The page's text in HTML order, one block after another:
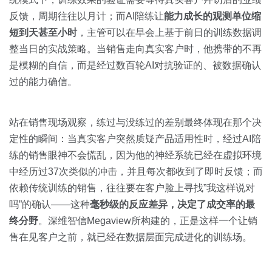
反馈，周期往往以月计；而AI陪练让能力成长的观测单位缩
短到天甚至小时，主管可以在早会上基于前日的训练数据调
整当日的实战策略。当销售走向真实客户时，他携带的不再
是模糊的自信，而是经过数百轮AI对抗验证的、被数据确认
过的能力确信。
站在销售现场观察，练过与没练过的差别最终体现在那个决
定性的瞬间：当真实客户突然质疑产品适用性时，经过AI陪
练的销售眼神不会慌乱，因为他的神经系统已经在虚拟环境
中经历过37次类似的冲击，并且每次都收到了即时反馈；而
依赖传统训练的销售，往往要在客户脸上寻找”我这样说对
吗”的确认——这种毫秒级的反应差异，决定了成交率的最
终分野。深维智信Megaview所构建的，正是这样一个让销
售在见客户之前，就已经在数据层面完成进化的训练场。